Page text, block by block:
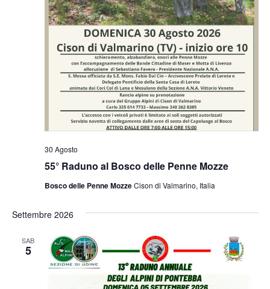
55° Raduno al Bosco delle Penne Mozze
30 Agosto
Bosco delle Penne MozzeCison di Valmarino, Italia
Settembre 2026
SAB
5